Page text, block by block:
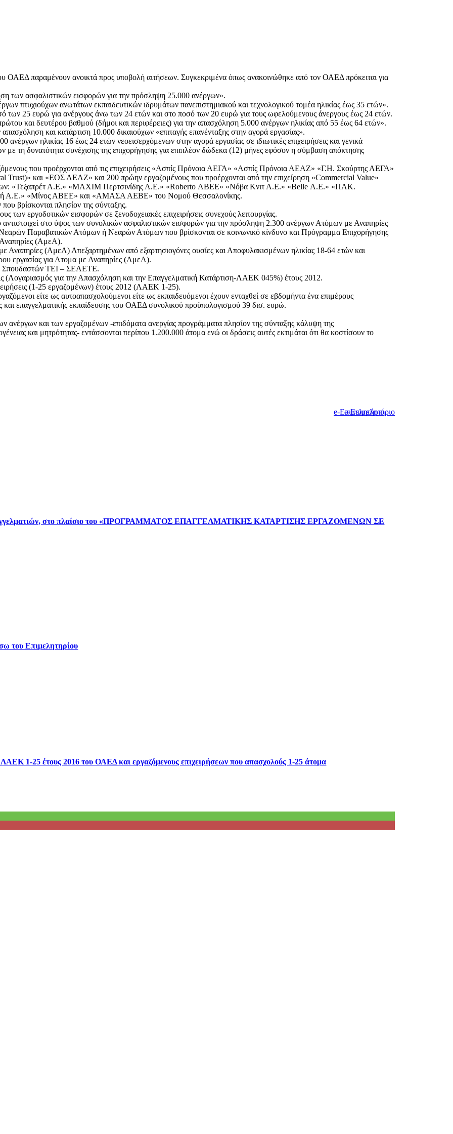
e-Επιμελητήριο
e-Επιμελητήριο
ΟΑΕΔ παραμένουν ανοικτά προς υποβολή αιτήσεων. Συγκεκριμένα όπως ανακοινώθηκε από τον ΟΑΕΔ πρόκειται για
των ασφαλιστικών εισφορών για την πρόσληψη 25.000 ανέργων».
πτυχιούχων ανωτάτων εκπαιδευτικών ιδρυμάτων πανεπιστημιακού και τεχνολογικού τομέα ηλικίας έως 35 ετών».
των 25 ευρώ για ανέργους άνω των 24 ετών και στο ποσό των 20 ευρώ για τους ωφελούμενους άνεργους έως 24 ετών.
και δευτέρου βαθμού (δήμοι και περιφέρειες) για την απασχόληση 5.000 ανέργων ηλικίας από 55 έως 64 ετών».
και κατάρτιση 10.000 δικαιούχων «επιταγής επανένταξης στην αγορά εργασίας».
ηλικίας 16 έως 24 ετών νεοεισερχόμενων στην αγορά εργασίας σε ιδιωτικές επιχειρήσεις και γενικά
με τη δυνατότητα συνέχισης της επιχορήγησης για επιπλέον δώδεκα (12) μήνες εφόσον η σύμβαση απόκτησης
που προέρχονται από τις επιχειρήσεις «Ασπίς Πρόνοια ΑΕΓΑ» «Ασπίς Πρόνοια ΑΕΑΖ» «Γ.Η. Σκούρτης ΑΕΓΑ»
και «ΕΟΣ ΑΕΑΖ» και 200 πρώην εργαζομένους που προέρχονται από την επιχείρηση «Commercial Value»
«Τεξαπρέτ Α.Ε.» «ΜΑΧΙΜ Περτσινίδης Α.Ε.» «Roberto ΑΒΕΕ» «Νόβα Κνιτ Α.Ε.» «Belle Α.Ε.» «ΠΑΚ.
Α.Ε.» «Μίνος ΑΒΕΕ» και «ΑΜΑΣΑ ΑΕΒΕ» του Νομού Θεσσαλονίκης.
βρίσκονται πλησίον της σύνταξης.
εργοδοτικών εισφορών σε ξενοδοχειακές επιχειρήσεις συνεχούς λειτουργίας.
στο ύψος των συνολικών ασφαλιστικών εισφορών για την πρόσληψη 2.300 ανέργων Ατόμων με Αναπηρίες
Παραβατικών Ατόμων ή Νεαρών Ατόμων που βρίσκονται σε κοινωνικό κίνδυνο και Πρόγραμμα Επιχορήγησης
(AμεΑ).
(AμεΑ) Απεξαρτημένων από εξαρτησιογόνες ουσίες και Αποφυλακισμένων ηλικίας 18-64 ετών και
εργασίας για Ατομα με Αναπηρίες (AμεΑ).
Σπουδαστών ΤΕΙ – ΣΕΛΕΤΕ.
(Λογαριασμός για την Απασχόληση και την Επαγγελματική Κατάρτιση-ΛΑΕΚ 045%) έτους 2012.
(1-25 εργαζομένων) έτους 2012 (ΛΑΕΚ 1-25).
είτε ως αυτοαπασχολούμενοι είτε ως εκπαιδευόμενοι έχουν ενταχθεί σε εβδομήντα ένα επιμέρους
επαγγελματικής εκπαίδευσης του ΟΑΕΔ συνολικού προϋπολογισμού 39 δισ. ευρώ.
ανέργων και των εργαζομένων -επιδόματα ανεργίας προγράμματα πλησίον της σύνταξης κάλυψη της
και μητρότητας- εντάσσονται περίπου 1.200.000 άτομα ενώ οι δράσεις αυτές εκτιμάται ότι θα κοστίσουν το
επαγγελματιών, στο πλαίσιο του «ΠΡΟΓΡΑΜΜΑΤΟΣ ΕΠΑΓΓΕΛΜΑΤΙΚΗΣ ΚΑΤΑΡΤΙΣΗΣ ΕΡΓΑΖΟΜΕΝΩΝ ΣΕ
του Επιμελητηρίου
1-25 έτους 2016 του ΟΑΕΔ και εργαζόμενους επιχειρήσεων που απασχολούς 1-25 άτομα